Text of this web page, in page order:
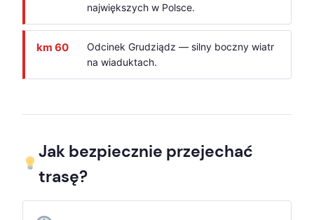
największych w Polsce.
km 60
Odcinek Grudziądz — silny boczny wiatr
na wiaduktach.
Jak bezpiecznie przejechać
trasę?